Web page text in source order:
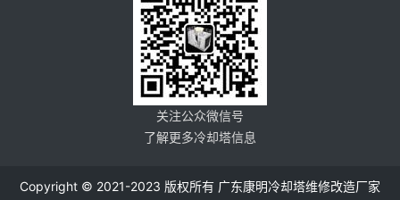
关注公众微信号
了解更多冷却塔信息
Copyright © 2021-2023 版权所有 广东康明冷却塔维修改造厂家